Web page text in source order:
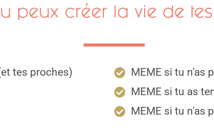
peux créer la vie de
tes proches)
MEME si tu n'as
MEME si tu as
MEME si tu n'as